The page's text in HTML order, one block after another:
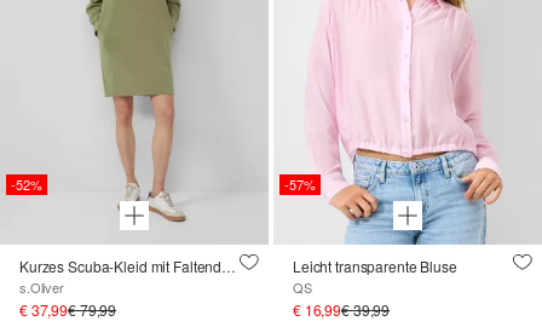
-52%
Kurzes Scuba-Kleid mit Faltendetail am Ärmel
s.Oliver
€ 37,99€ 79,99
-57%
Leicht transparente Bluse
QS
€ 16,99€ 39,99